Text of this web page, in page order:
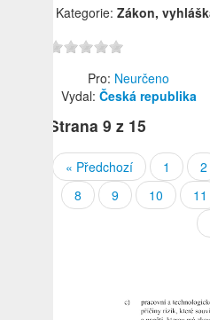
| Kategorie: Zákon,
Pro: Neurčeno
Vydal: Česká republika
Strana 9 z 15
« Předchozí 1 2
8
9 10 11